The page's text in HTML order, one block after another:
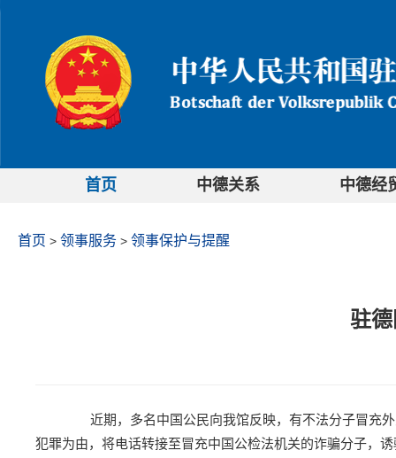
首页 中德关系 中德经
首页 > 领事服务 > 领事保护与提醒
驻
近期，多名中国公民向我馆反映，有不法分子冒充外
犯罪为由，将电话转接至冒充中国公检法机关的诈骗分子，